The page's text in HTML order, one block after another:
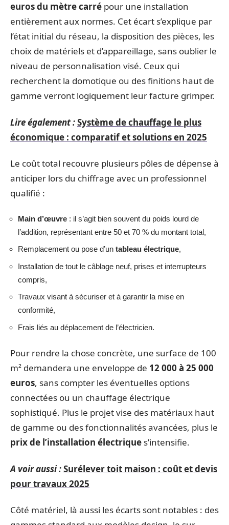
euros du mètre carré pour une installation
entièrement aux normes. Cet écart s’explique par
l’état initial du réseau, la disposition des pièces, les
choix de matériels et d’appareillage, sans oublier le
niveau de personnalisation visé. Ceux qui
recherchent la domotique ou des finitions haut de
gamme verront logiquement leur facture grimper.
Lire également :Système de chauffage le plus
économique : comparatif et solutions en 2025
Le coût total recouvre plusieurs pôles de dépense à
anticiper lors du chiffrage avec un professionnel
qualifié :
Main d’œuvre : il s’agit bien souvent du poids lourd de
l’addition, représentant entre 50 et 70 % du montant total,
Remplacement ou pose d’un tableau électrique,
Installation de tout le câblage neuf, prises et interrupteurs
compris,
Travaux visant à sécuriser et à garantir la mise en
conformité,
Frais liés au déplacement de l’électricien.
Pour rendre la chose concrète, une surface de 100
m² demandera une enveloppe de 12 000 à 25 000
euros, sans compter les éventuelles options
connectées ou un chauffage électrique
sophistiqué. Plus le projet vise des matériaux haut
de gamme ou des fonctionnalités avancées, plus le
prix de l’installation électrique s’intensifie.
A voir aussi :Surélever toit maison : coût et devis
pour travaux 2025
Côté matériel, là aussi les écarts sont notables : des